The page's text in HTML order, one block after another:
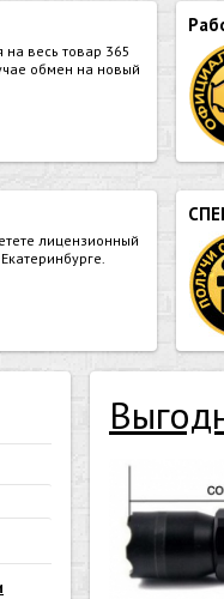
на весь товар 365
обмен на новый
лицензионный